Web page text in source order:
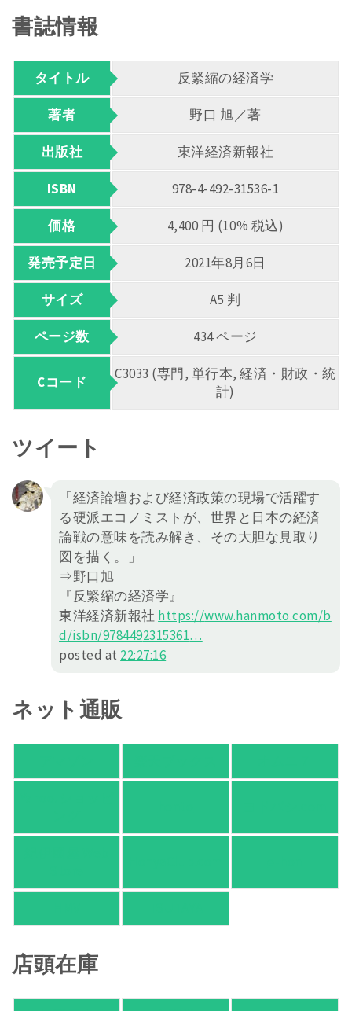
書誌情報
タイトル 反緊縮の経済学
著者 野口 旭／著
出版社 東洋経済新報社
ISBN 978-4-492-31536-1
価格 4,400 円 (10% 税込)
発売予定日 2021年8月6日
サイズ A5 判
ページ数 434 ページ
Cコード
C3033 (専門, 単行本, 経済・財政・統
計)
ツイート
「経済論壇および経済政策の現場で活躍す
る硬派エコノミストが、世界と日本の経済
論戦の意味を読み解き、その大胆な見取り
図を描く。」
⇒野口旭
『反緊縮の経済学』
東洋経済新報社 https://www.hanmoto.com/b
d/isbn/9784492315361…
posted at 22:27:16
ネット通販
店頭在庫